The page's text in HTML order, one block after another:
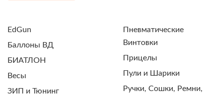
EdGun
Баллоны ВД
БИАТЛОН
Весы
ЗИП и Тюнинг
Пневматические
Винтовки
Прицелы
Пули и Шарики
Ручки, Сошки, Ремни,